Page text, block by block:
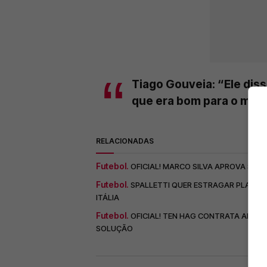
Tiago Gouveia: “Ele
que era bom para o
RELACIONADAS
Futebol. OFICIAL! MARCO SILVA APROVA
Futebol. SPALLETTI QUER ESTRAGAR
ITÁLIA
Futebol. OFICIAL! TEN HAG CONTRATA ALVO
SOLUÇÃO